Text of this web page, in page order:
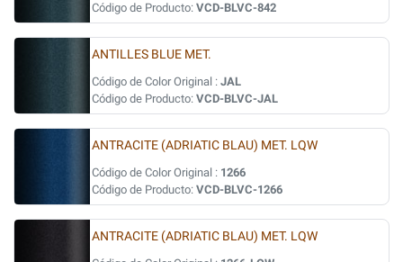
Código de Producto: VCD-BLVC-842
ANTILLES BLUE MET.
Código de Color Original : JAL
Código de Producto: VCD-BLVC-JAL
ANTRACITE (ADRIATIC BLAU) MET. LQW
Código de Color Original : 1266
Código de Producto: VCD-BLVC-1266
ANTRACITE (ADRIATIC BLAU) MET. LQW